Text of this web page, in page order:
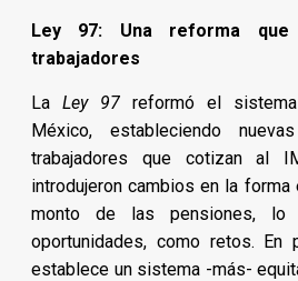
Ley 97: Una reforma
trabajadores
La Ley 97reformó el
México, estableciendo
trabajadores que cotizan al
introdujeron cambios en la
monto de las pensiones, lo
oportunidades, como retos. En
establece un sistema -más-